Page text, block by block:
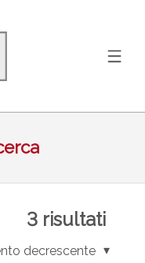
3risultati
decrescente